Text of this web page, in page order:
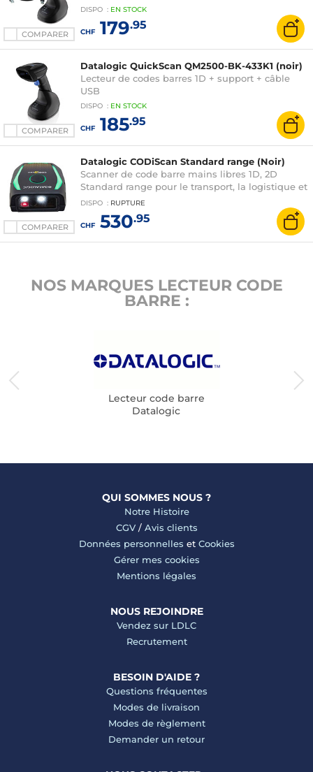
COMPARER
DISPO : EN STOCK
CHF179.95
COMPARER
Datalogic QuickScan QM2500-BK-433K1 (noir)
Lecteur de codes barres 1D + support + câble
USB
DISPO : EN STOCK
CHF185.95
COMPARER
Datalogic CODiScan Standard range (Noir)
Scanner de code barre mains libres 1D, 2D
Standard range pour le transport, la logistique et
la gestion d'entrepôt - Bluetooth 5.2 - IP54
DISPO : RUPTURE
CHF530.95
NOS MARQUES LECTEUR CODE
BARRE :
Lecteur code barre
Datalogic
QUI SOMMES NOUS ?
Notre Histoire
CGV/ Avis clients
Données personnelles et Cookies
Gérer mes cookies
Mentions légales
NOUS REJOINDRE
Vendez sur LDLC
Recrutement
BESOIN D'AIDE ?
Questions fréquentes
Modes de livraison
Modes de règlement
Demander un retour